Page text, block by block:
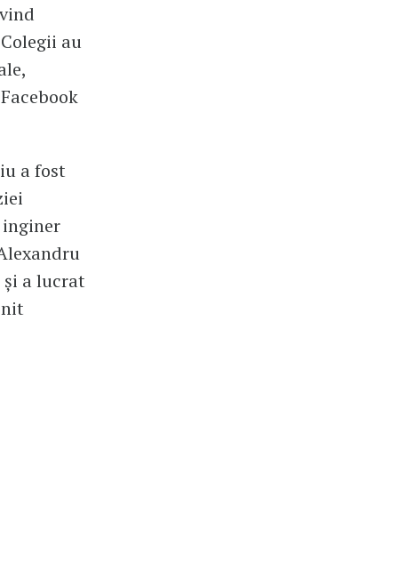
au
a fost
a lucrat